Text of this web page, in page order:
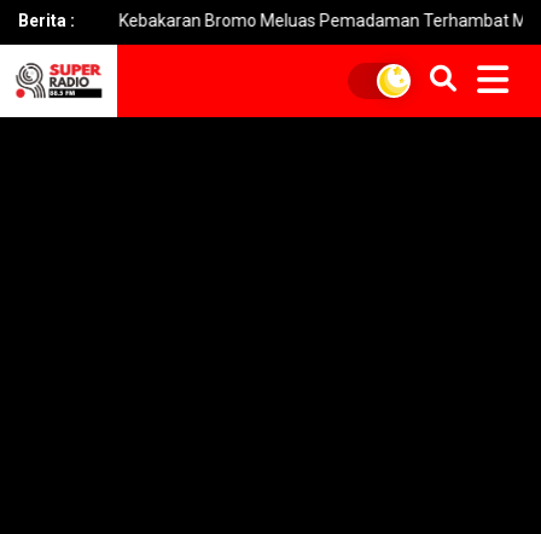
Berita :
Kebakaran Bromo Meluas Pemadaman Terhambat Medan Terjal